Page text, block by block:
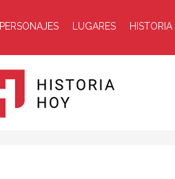
PERSONAJES LUGARES HISTORIA